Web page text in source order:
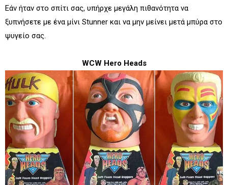
Εάν ήταν στο σπίτι σας, υπήρχε μεγάλη πιθανότητα να
ξυπνήσετε με ένα μίνι Stunner και να μην μείνει μετά μπύρα στο
ψυγείο σας.
WCW Hero Heads